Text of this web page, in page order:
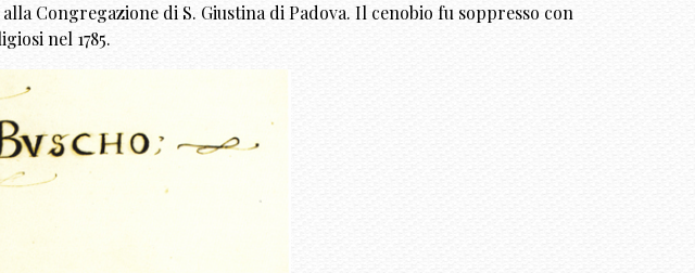
Congregazione di S. Giustina di Padova. Il cenobio fu soppresso con
nel 1785.